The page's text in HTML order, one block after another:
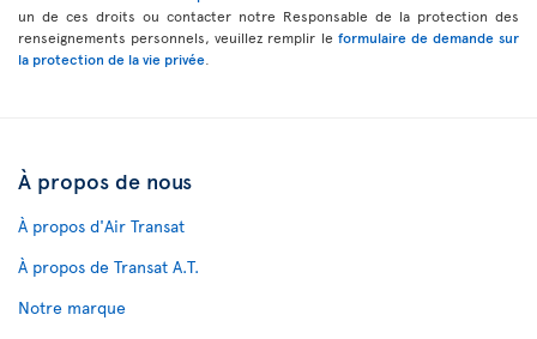
un de ces droits ou contacter notre Responsable de la protection des
renseignements personnels, veuillez remplir le formulaire de demande sur
la protection de la vie privée
À propos de nous
À propos d'Air Transat
À propos de Transat A.T.
Notre marque